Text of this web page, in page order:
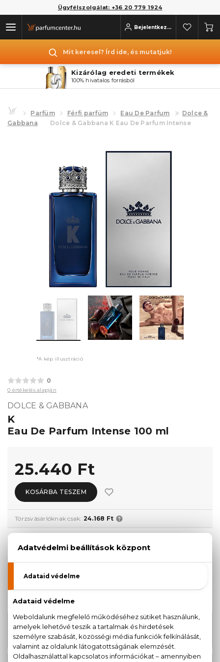
Ügyfélszolgálat: +36 20 779 1924
Bejelentkezés
Mit keresel? Írd ide, és mutatjuk!
Kizárólag eredeti termékek
100% hivatalos forrásból
Parfüm Férfi parfüm Eau De Parfum
Dolce &
Gabbana
Dolce & Gabbana K Eau De Parfum Intense
*A kép illusztráció
0
0 értékelés alapján
DOLCE & GABBANA
K
Eau De Parfum Intense 100 ml
25.440 Ft
KOSÁRBA TESZEM
Törzsvásárlóknak csak: 24.168 Ft
50 ml
20.610 Ft
100 ml
K Eau De Toilette
18.410 Ft
-tól